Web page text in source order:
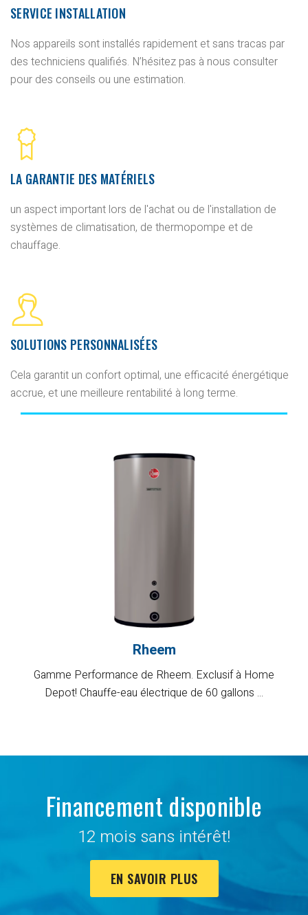
SERVICE INSTALLATION
Nos appareils sont installés rapidement et sans tracas par
des techniciens qualifiés. N’hésitez pas à nous consulter
pour des conseils ou une estimation.
LA GARANTIE DES MATÉRIELS
un aspect important lors de l'achat ou de l'installation de
systèmes de climatisation, de thermopompe et de
chauffage.
SOLUTIONS PERSONNALISÉES
Cela garantit un confort optimal, une efficacité énergétique
accrue, et une meilleure rentabilité à long terme.
Rheem
Gamme Performance de Rheem. Exclusif à Home
Depot! Chauffe-eau électrique de 60 gallons ...
Financement disponible
12 mois sans intérêt!
EN SAVOIR PLUS